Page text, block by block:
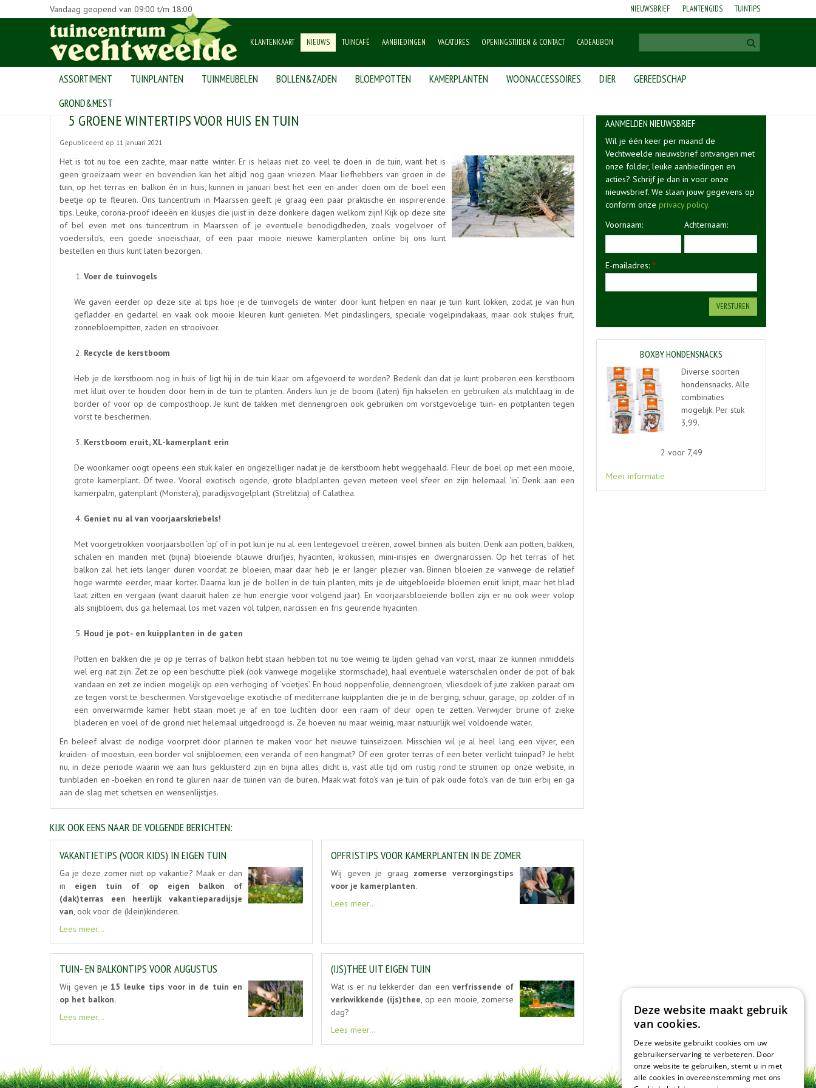
Home > Nieuws >
Vandaag geopend van 09:00 t/m 18:00 NIEUWSBRIEF PLANTENGIDS TUINTIPS
KLANTENKAART NIEUWS TUINCAFÉ AANBIEDINGEN VACATURES OPENINGSTIJDEN & CONTACT CADEAUBON
ASSORTIMENT TUINPLANTEN TUINMEUBELEN BOLLEN&ZADEN BLOEMPOTTEN KAMERPLANTEN WOONACCESSOIRES DIER
GEREEDSCHAP
GROND&MEST
5 GROENE WINTERTIPS VOOR HUIS EN TUIN
Gepubliceerd op 11 januari 2021
Het is tot nu toe een zachte, maar natte winter. Er is helaas niet zo veel te doen in de tuin, want het is
geen groeizaam weer en bovendien kan het altijd nog gaan vriezen. Maar liefhebbers van groen in de
tuin, op het terras en balkon én in huis, kunnen in januari best het een en ander doen om de boel een
beetje op te fleuren. Ons tuincentrum in Maarssen geeft je graag een paar praktische en inspirerende
tips. Leuke, corona-proof ideeën en klusjes die juist in deze donkere dagen welkom zijn! Kijk op deze site
of bel even met ons tuincentrum in Maarssen of je eventuele benodigdheden, zoals vogelvoer of
voedersilo’s, een goede snoeischaar, of een paar mooie nieuwe kamerplanten online bij ons kunt
bestellen en thuis kunt laten bezorgen.
Voer de tuinvogels
We gaven eerder op deze site al tips hoe je de tuinvogels de winter door kunt helpen en naar je tuin kunt lokken, zodat je van hun
gefladder en gedartel en vaak ook mooie kleuren kunt genieten. Met pindaslingers, speciale vogelpindakaas, maar ook stukjes fruit,
zonnebloempitten, zaden en strooivoer.
Recycle de kerstboom
Heb je de kerstboom nog in huis of ligt hij in de tuin klaar om afgevoerd te worden? Bedenk dan dat je kunt proberen een kerstboom
met kluit over te houden door hem in de tuin te planten. Anders kun je de boom (laten) fijn hakselen en gebruiken als mulchlaag in de
border of voor op de composthoop. Je kunt de takken met dennengroen ook gebruiken om vorstgevoelige tuin- en potplanten tegen
vorst te beschermen.
Kerstboom eruit, XL-kamerplant erin
De woonkamer oogt opeens een stuk kaler en ongezelliger nadat je de kerstboom hebt weggehaald. Fleur de boel op met een mooie,
grote kamerplant. Of twee. Vooral exotisch ogende, grote bladplanten geven meteen veel sfeer en zijn helemaal ‘in’. Denk aan een
kamerpalm, gatenplant (Monstera), paradijsvogelplant (Strelitzia) of Calathea.
Geniet nu al van voorjaarskriebels!
Met voorgetrokken voorjaarsbollen ‘op’ of in pot kun je nu al een lentegevoel creëren, zowel binnen als buiten. Denk aan potten, bakken,
schalen en manden met (bijna) bloeiende blauwe druifjes, hyacinten, krokussen, mini-irisjes en dwergnarcissen. Op het terras of het
balkon zal het iets langer duren voordat ze bloeien, maar daar heb je er langer plezier van. Binnen bloeien ze vanwege de relatief
hoge warmte eerder, maar korter. Daarna kun je de bollen in de tuin planten, mits je de uitgebloeide bloemen eruit knipt, maar het blad
laat zitten en vergaan (want daaruit halen ze hun energie voor volgend jaar). En voorjaarsbloeiende bollen zijn er nu ook weer volop
als snijbloem, dus ga helemaal los met vazen vol tulpen, narcissen en fris geurende hyacinten.
Houd je pot- en kuipplanten in de gaten
Potten en bakken die je op je terras of balkon hebt staan hebben tot nu toe weinig te lijden gehad van vorst, maar ze kunnen inmiddels
wel erg nat zijn. Zet ze op een beschutte plek (ook vanwege mogelijke stormschade), haal eventuele waterschalen onder de pot of bak
vandaan en zet ze indien mogelijk op een verhoging of ‘voetjes’. En houd noppenfolie, dennengroen, vliesdoek of jute zakken paraat om
ze tegen vorst te beschermen. Vorstgevoelige exotische of mediterrane kuipplanten die je in de berging, schuur, garage, op zolder of in
een onverwarmde kamer hebt staan moet je af en toe luchten door een raam of deur open te zetten. Verwijder bruine of zieke
bladeren en voel of de grond niet helemaal uitgedroogd is. Ze hoeven nu maar weinig, maar natuurlijk wel voldoende water.
En beleef alvast de nodige voorpret door plannen te maken voor het nieuwe tuinseizoen. Misschien wil je al heel lang een vijver, een
kruiden- of moestuin, een border vol snijbloemen, een veranda of een hangmat? Of een groter terras of een beter verlicht tuinpad? Je hebt
nu, in deze periode waarin we aan huis gekluisterd zijn en bijna alles dicht is, vast alle tijd om rustig rond te struinen op onze website, in
tuinbladen en -boeken en rond te gluren naar de tuinen van de buren. Maak wat foto’s van je tuin of pak oude foto’s van de tuin erbij en ga
aan de slag met schetsen en wensenlijstjes.
KIJK OOK EENS NAAR DE VOLGENDE BERICHTEN:
VAKANTIETIPS (VOOR KIDS) IN EIGEN TUIN
Ga je deze zomer niet op vakantie? Maak er dan
in eigen tuin of op eigen balkon of
(dak)terras een heerlijk vakantieparadijsje
van, ook voor de (klein)kinderen.
Lees meer...
OPFRISTIPS VOOR KAMERPLANTEN IN DE ZOMER
Wij geven je graag zomerse verzorgingstips
voor je kamerplanten.
Lees meer...
TUIN- EN BALKONTIPS VOOR AUGUSTUS
Wij geven je15 leuke tips voor in de tuin en
op het balkon.
Lees meer...
(IJS)THEE UIT EIGEN TUIN
Wat is er nu lekkerder dan eenverfrissende of
verkwikkende (ijs)thee, op een mooie, zomerse
dag?
Lees meer...
AANMELDEN NIEUWSBRIEF
Wil je één keer per maand de
Vechtweelde nieuwsbrief ontvangen met
onze folder, leuke aanbiedingen en
acties? Schrijf je dan in voor onze
nieuwsbrief. We slaan jouw gegevens op
conform onze privacy policy.
Voornaam:
Achternaam:
E-mailadres: *
BOXBY HONDENSNACKS
Diverse soorten
hondensnacks. Alle
combinaties
mogelijk. Per stuk
3,99.
2 voor 7,49
Meer informatie
Deze website maakt gebruik
van cookies.
Deze website gebruikt cookies om uw
gebruikerservaring te verbeteren. Door
onze website te gebruiken, stemt u in met
alle cookies in overeenstemming met ons